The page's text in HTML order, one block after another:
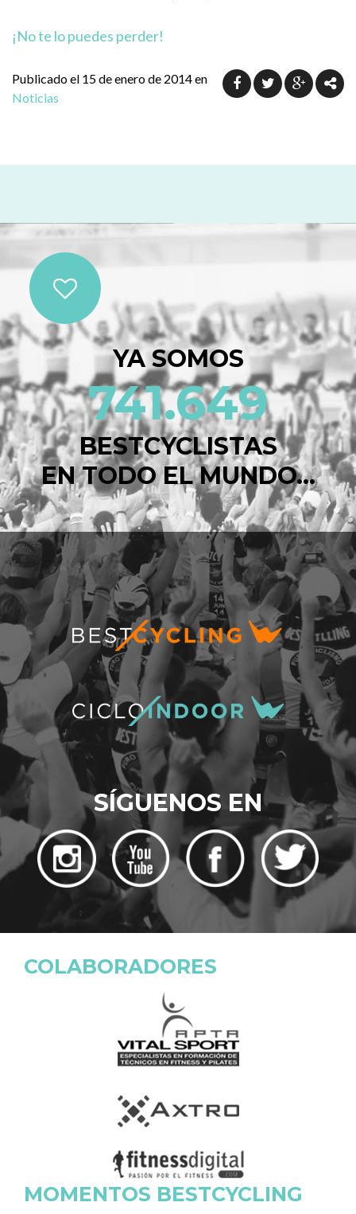
¡No te lo puedes perder!
Publicado el 15 de enero de 2014 en
Noticias
YA SOMOS
741.649
BESTCYCLISTAS
EN TODO EL MUNDO...
SÍGUENOS EN
COLABORADORES
MOMENTOS BESTCYCLING